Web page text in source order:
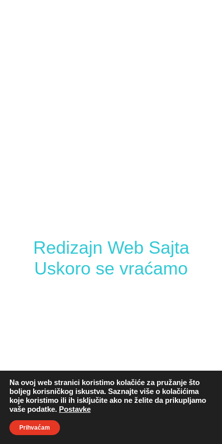
Redizajn Web Sajta
Uskoro se vraćamo
Na ovoj web stranici koristimo kolačiće za pružanje što
boljeg korisničkog iskustva. Saznajte više o kolačićima
koje koristimo ili ih isključite ako ne želite da prikupljamo
vaše podatke. Postavke
Prihvaćam